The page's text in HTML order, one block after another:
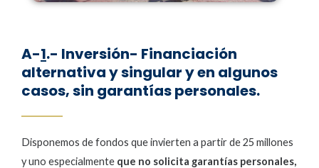
A-1.- Inversión- Financiación
alternativa y singular y en algunos
casos, sin garantías personales.
Disponemos de fondos que invierten a partir de 25 millones
y uno especialmente que no solicita garantías personales,